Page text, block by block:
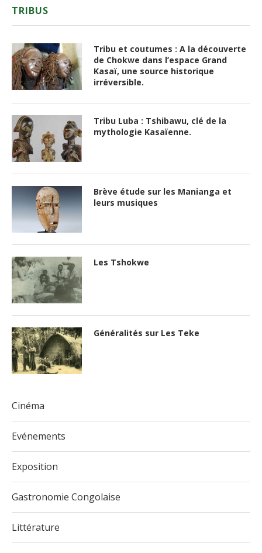
TRIBUS
Tribu et coutumes : A la découverte
de Chokwe dans l’espace Grand
Kasaï, une source historique
irréversible.
Tribu Luba : Tshibawu, clé de la
mythologie Kasaïenne.
Brève étude sur les Manianga et
leurs musiques
Les Tshokwe
Généralités sur Les Teke
Cinéma
Evénements
Exposition
Gastronomie Congolaise
Littérature